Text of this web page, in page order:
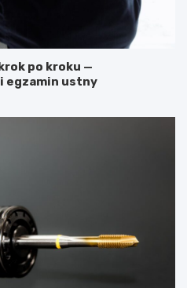
po kroku —
egzamin ustny